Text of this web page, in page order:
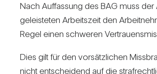
Nach Auf­fas­sung des BAG muss
geleis­teten Arbeits­zeit den
Regel einen schweren
Dies gilt für den vor­sätz­li­chen
nicht ent­schei­dend auf die